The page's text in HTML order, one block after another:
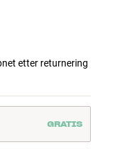
etter returnering
GRATIS